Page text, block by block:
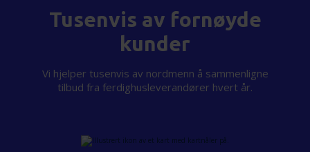
Tusenvis av fornøyde
kunder
Vi hjelper tusenvis av nordmenn å sammenligne
tilbud fra ferdighusleverandører hvert år.